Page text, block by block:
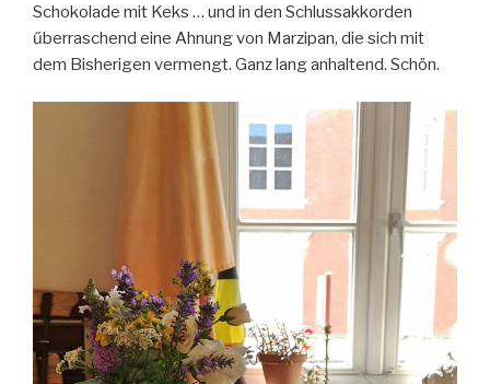
Schokolade mit Keks … und in den Schlussakkorden
űberraschend eine Ahnung von Marzipan, die sich mit
dem Bisherigen vermengt. Ganz lang anhaltend. Schön.